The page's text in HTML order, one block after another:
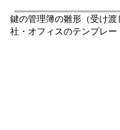
鍵の管理簿の雛形（受け
社・オフィスのテンプレ